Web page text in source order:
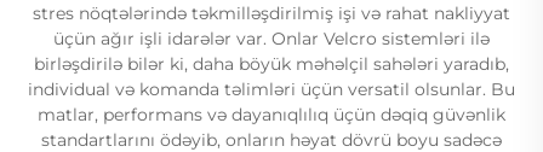
stres nöqtələrində təkmilləşdirilmiş işi və rahat nakliyyat
üçün ağır işli idarələr var. Onlar Velcro sistemləri ilə
birləşdirilə bilər ki, daha böyük məhəlçil sahələri yaradıb,
individual və komanda təlimləri üçün versatil olsunlar. Bu
matlar, performans və dayanıqlılıq üçün dəqiq güvənlik
standartlarını ödəyib, onların həyat dövrü boyu sadəcə